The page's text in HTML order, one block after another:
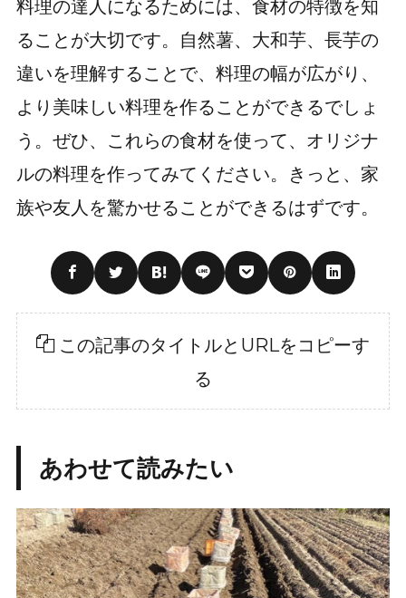
料理の達人になるためには、食材の特徴を知
ることが大切です。自然薯、大和芋、長芋の
違いを理解することで、料理の幅が広がり、
より美味しい料理を作ることができるでしょ
う。ぜひ、これらの食材を使って、オリジナ
ルの料理を作ってみてください。きっと、家
族や友人を驚かせることができるはずです。
この記事のタイトルとURLをコピーす
る
あわせて読みたい